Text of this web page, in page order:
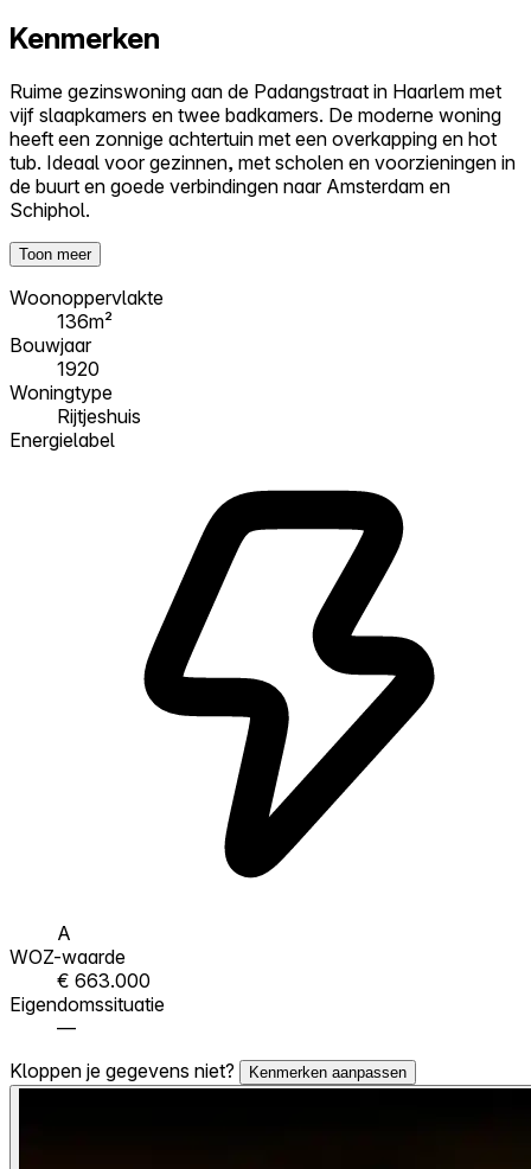
Kenmerken
Ruime gezinswoning aan de Padangstraat in Haarlem met
vijf slaapkamers en twee badkamers. De moderne woning
heeft een zonnige achtertuin met een overkapping en hot
tub. Ideaal voor gezinnen, met scholen en voorzieningen in
de buurt en goede verbindingen naar Amsterdam en
Schiphol.
Toon meer
Woonoppervlakte
136m²
Bouwjaar
1920
Woningtype
Rijtjeshuis
Energielabel
A
WOZ-waarde
€ 663.000
Eigendomssituatie
—
Kloppen je gegevens niet?
Kenmerken aanpassen